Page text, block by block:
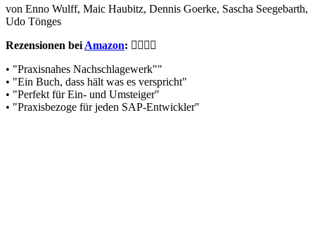
von Enno Wulff, Maic Haubitz, Dennis Goerke, Sascha Seegebarth,
Udo Tönges
Rezensionen bei Amazon:
• "Praxisnahes Nachschlagewerk""
• "Ein Buch, dass hält was es verspricht"
• "Perfekt für Ein- und Umsteiger"
• "Praxisbezoge für jeden SAP-Entwickler"